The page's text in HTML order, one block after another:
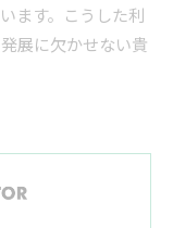
ます。こうした利
展に欠かせない貴